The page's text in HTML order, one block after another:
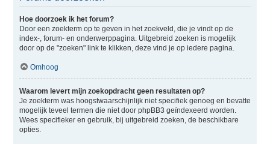
Hoe doorzoek ik het forum?
Door een zoekterm op te geven in het zoekveld, die je vindt op de
index-, forum- en onderwerppagina. Uitgebreid zoeken is mogelijk
door op de "zoeken" link te klikken, deze vind je op iedere pagina.
Omhoog
Waarom levert mijn zoekopdracht geen resultaten op?
Je zoekterm was hoogstwaarschijnlijk niet specifiek genoeg en bevatte
mogelijk teveel termen die niet door phpBB3 geïndexeerd worden.
Wees specifieker en gebruik, bij uitgebreid zoeken, de beschikbare
opties.